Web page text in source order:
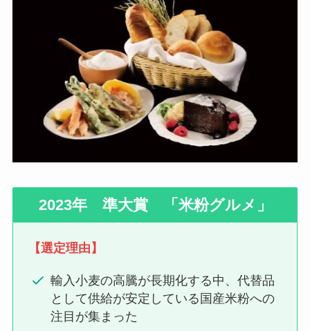
2023年 準大賞 「米粉グルメ」
【選定理由】
輸入小麦の高騰が長期化する中、代替品
として供給が安定している国産米粉への
注目が集まった